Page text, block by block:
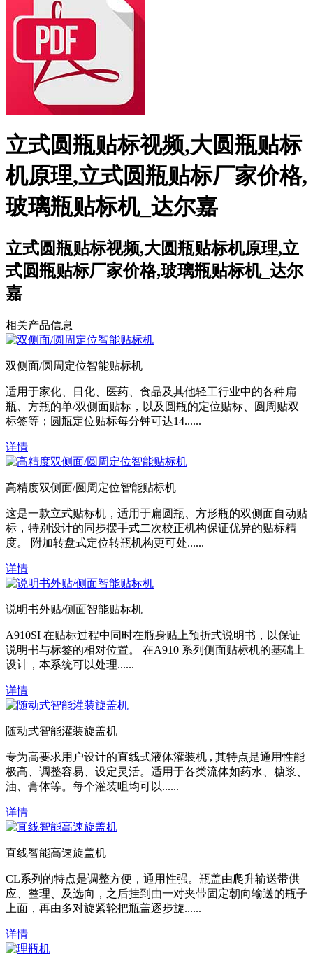
立式圆瓶贴标视频,大圆瓶贴标
机原理,立式圆瓶贴标厂家价格,
玻璃瓶贴标机_达尔嘉
立式圆瓶贴标视频,大圆瓶贴标机原理,立
式圆瓶贴标厂家价格,玻璃瓶贴标机_达尔
嘉
相关产品信息
双侧面/圆周定位智能贴标机
适用于家化、日化、医药、食品及其他轻工行业中的各种扁
瓶、方瓶的单/双侧面贴标，以及圆瓶的定位贴标、圆周贴双
标签等；圆瓶定位贴标每分钟可达14......
详情
高精度双侧面/圆周定位智能贴标机
这是一款立式贴标机，适用于扁圆瓶、方形瓶的双侧面自动贴
标，特别设计的同步摆手式二次校正机构保证优异的贴标精
度。 附加转盘式定位转瓶机构更可处......
详情
说明书外贴/侧面智能贴标机
A910SI 在贴标过程中同时在瓶身贴上预折式说明书，以保证
说明书与标签的相对位置。 在A910 系列侧面贴标机的基础上
设计，本系统可以处理......
详情
随动式智能灌装旋盖机
专为高要求用户设计的直线式液体灌装机 , 其特点是通用性能
极高、调整容易、设定灵活。适用于各类流体如药水、糖浆、
油、膏体等。每个灌装咀均可以......
详情
直线智能高速旋盖机
CL系列的特点是调整方便，通用性强。瓶盖由爬升输送带供
应、整理、及选向，之后挂到由一对夹带固定朝向输送的瓶子
上面，再由多对旋紧轮把瓶盖逐步旋......
详情